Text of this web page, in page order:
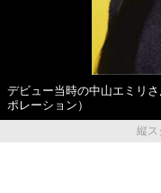
デビュー当時の中山エミリ
ポレーション）
縦ス